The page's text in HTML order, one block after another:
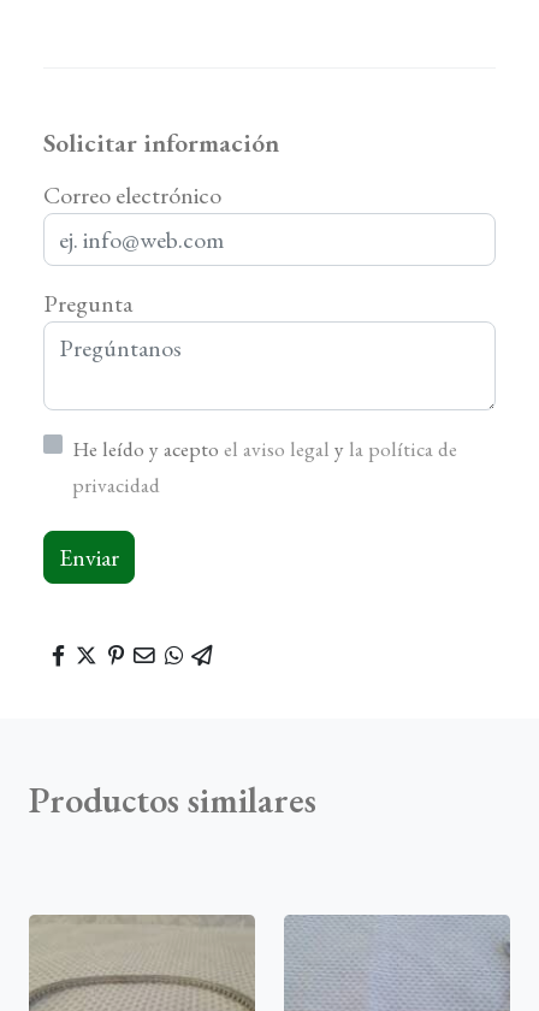
Solicitar información
Correo electrónico
Pregunta
He leído y acepto el aviso legal y la política de
privacidad
Enviar
Productos similares